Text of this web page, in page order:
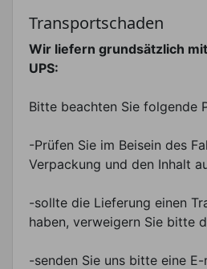
Transportschaden
Wir liefern grundsätzlich
UPS:
Bitte beachten Sie folgende
-Prüfen Sie im Beisein des
Verpackung und den Inhalt
-sollte die Lieferung einen
haben, verweigern Sie bitte
-senden Sie uns bitte eine